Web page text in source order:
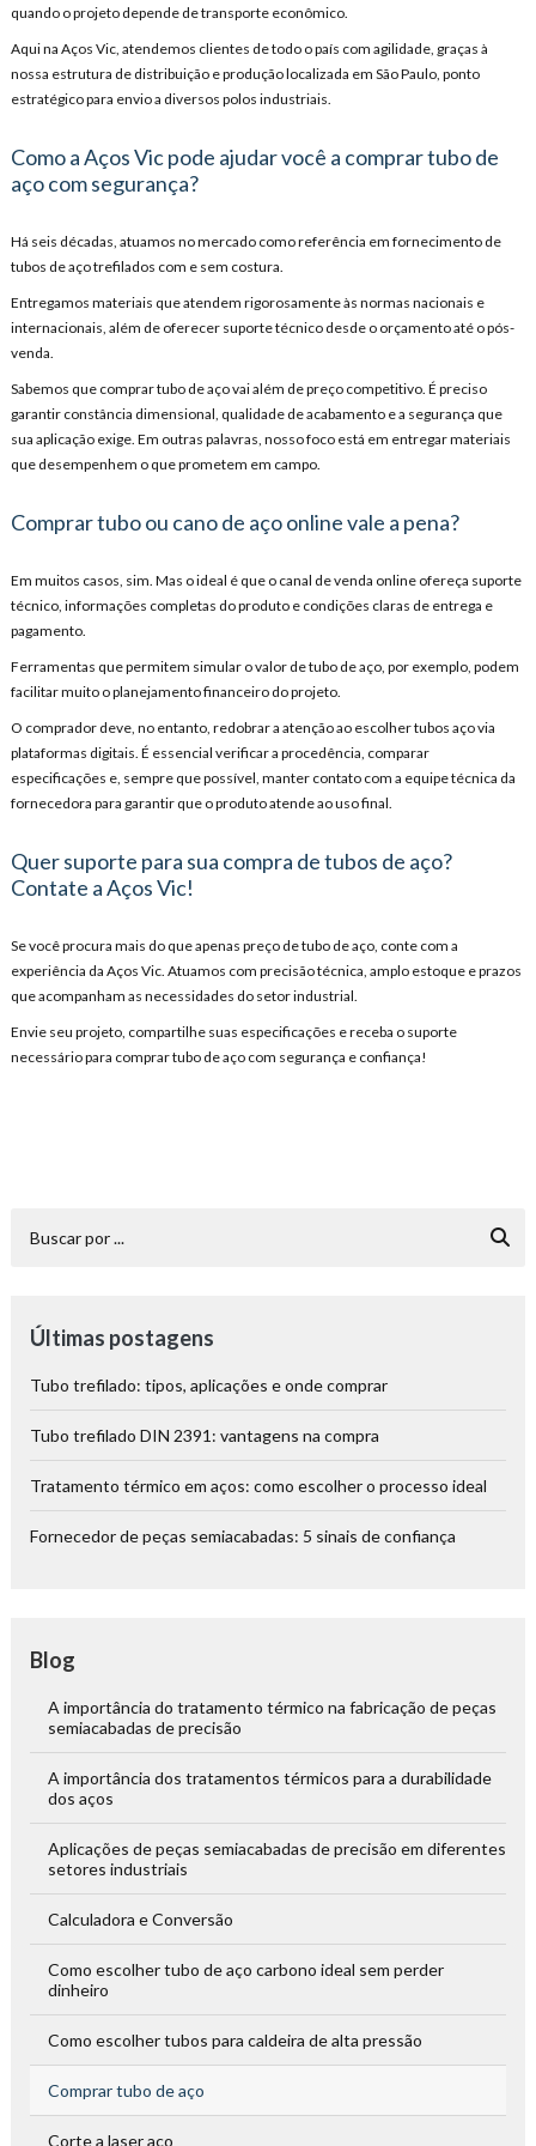
quando o projeto depende de transporte econômico.
Aqui na Aços Vic, atendemos clientes de todo o país com agilidade, graças à
nossa estrutura de distribuição e produção localizada em São Paulo, ponto
estratégico para envio a diversos polos industriais.
Como a Aços Vic pode ajudar você a comprar tubo de
aço com segurança?
Há seis décadas, atuamos no mercado como referência em fornecimento de
tubos de aço trefilados com e sem costura.
Entregamos materiais que atendem rigorosamente às normas nacionais e
internacionais, além de oferecer suporte técnico desde o orçamento até o pós-
venda.
Sabemos que comprar tubo de aço vai além de preço competitivo. É preciso
garantir constância dimensional, qualidade de acabamento e a segurança que
sua aplicação exige. Em outras palavras, nosso foco está em entregar materiais
que desempenhem o que prometem em campo.
Comprar tubo ou cano de aço online vale a pena?
Em muitos casos, sim. Mas o ideal é que o canal de venda online ofereça suporte
técnico, informações completas do produto e condições claras de entrega e
pagamento.
Ferramentas que permitem simular o valor de tubo de aço, por exemplo, podem
facilitar muito o planejamento financeiro do projeto.
O comprador deve, no entanto, redobrar a atenção ao escolher tubos aço via
plataformas digitais. É essencial verificar a procedência, comparar
especificações e, sempre que possível, manter contato com a equipe técnica da
fornecedora para garantir que o produto atende ao uso final.
Quer suporte para sua compra de tubos de aço?
Contate a Aços Vic!
Se você procura mais do que apenas preço de tubo de aço, conte com a
experiência da Aços Vic. Atuamos com precisão técnica, amplo estoque e prazos
que acompanham as necessidades do setor industrial.
Envie seu projeto, compartilhe suas especificações e receba o suporte
necessário para comprar tubo de aço com segurança e confiança!
Últimas postagens
Tubo trefilado: tipos, aplicações e onde comprar
Tubo trefilado DIN 2391: vantagens na compra
Tratamento térmico em aços: como escolher o processo ideal
Fornecedor de peças semiacabadas: 5 sinais de confiança
Blog
A importância do tratamento térmico na fabricação de peças
semiacabadas de precisão
A importância dos tratamentos térmicos para a durabilidade
dos aços
Aplicações de peças semiacabadas de precisão em diferentes
setores industriais
Calculadora e Conversão
Como escolher tubo de aço carbono ideal sem perder
dinheiro
Como escolher tubos para caldeira de alta pressão
Comprar tubo de aço
Corte a laser aço